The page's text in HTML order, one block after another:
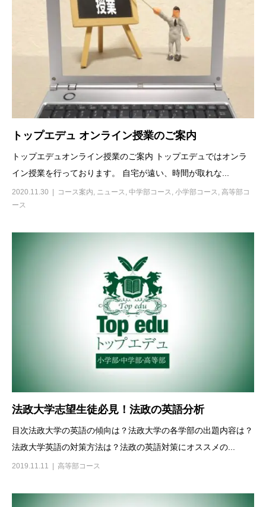
トップエデュ オンライン授業のご案内
トップエデュオンライン授業のご案内 トップエデュではオンラ
イン授業を行っております。 自宅が遠い、時間が取れな...
2020.11.30 コース案内, ニュース, 中学部コース, 小学部コース, 高等部コ
ース
法政大学志望生徒必見！法政の英語分析
目次法政大学の英語の傾向は？法政大学の各学部の出題内容は？
法政大学英語の対策方法は？法政の英語対策にオススメの...
2019.11.11 高等部コース